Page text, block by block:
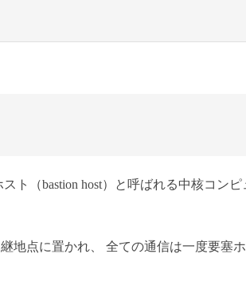
ト（bastion host）と呼ばれる中核コンピ
地点に置かれ、 全ての通信は一度要塞ホ